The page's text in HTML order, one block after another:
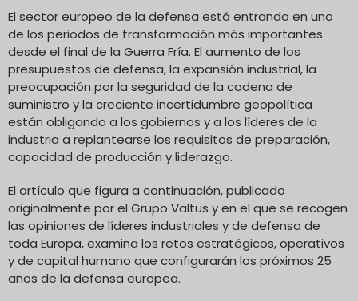
El sector europeo de la defensa está entrando en uno
de los periodos de transformación más importantes
desde el final de la Guerra Fría. El aumento de los
presupuestos de defensa, la expansión industrial, la
preocupación por la seguridad de la cadena de
suministro y la creciente incertidumbre geopolítica
están obligando a los gobiernos y a los líderes de la
industria a replantearse los requisitos de preparación,
capacidad de producción y liderazgo.
El artículo que figura a continuación, publicado
originalmente por el Grupo Valtus y en el que se recogen
las opiniones de líderes industriales y de defensa de
toda Europa, examina los retos estratégicos, operativos
y de capital humano que configurarán los próximos 25
años de la defensa europea.